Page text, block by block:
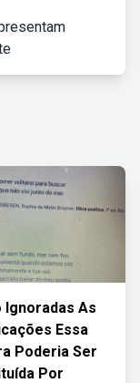
Ignoradas As
Essa
Poderia Ser
Por